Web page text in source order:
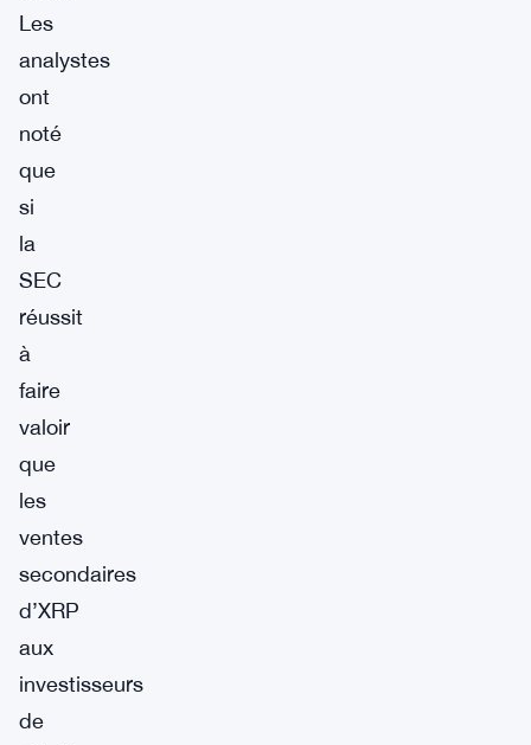
Les
analystes
ont
noté
que
si
la
SEC
réussit
à
faire
valoir
que
les
ventes
secondaires
d’XRP
aux
investisseurs
de